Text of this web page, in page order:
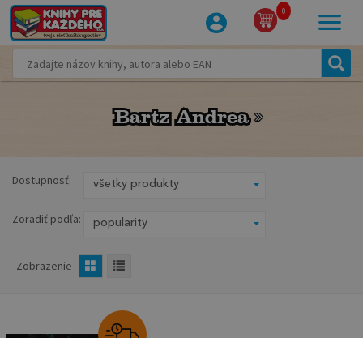
0
Bartz Andrea
Bartz Andrea
Dostupnosť:
Zoradiť podľa:
Zobrazenie